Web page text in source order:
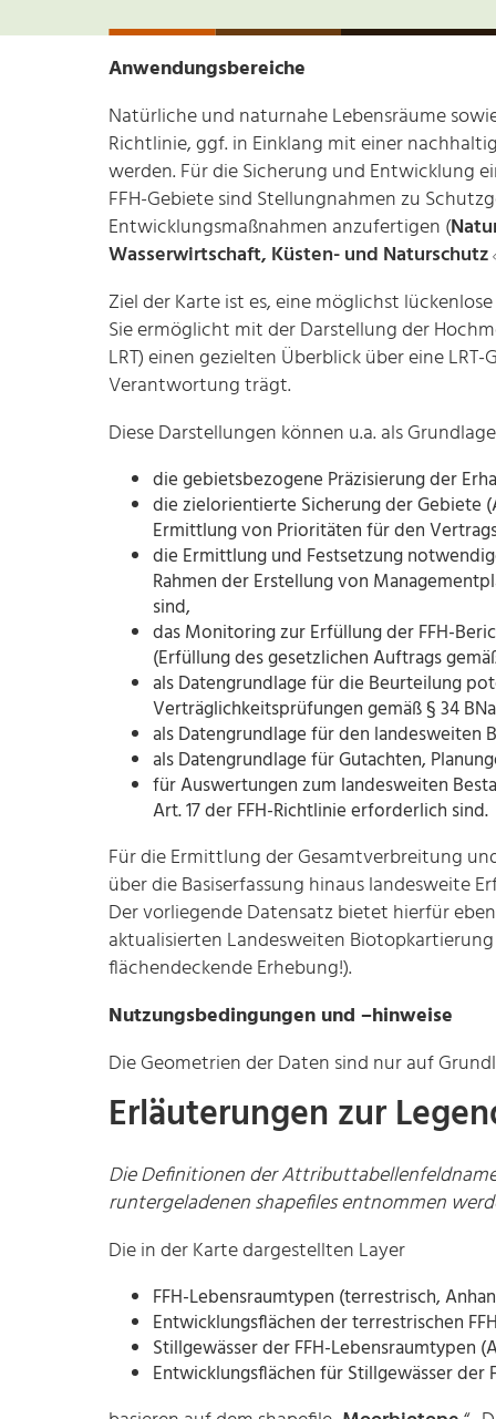
Anwendungsbereiche
Natürliche und naturnahe Lebensräume
Richtlinie, ggf. in Einklang mit einer
werden. Für die Sicherung und Entwicklung
FFH-Gebiete sind Stellungnahmen zu
Entwicklungsmaßnahmen anzufertigen (
Wasserwirtschaft, Küsten- und Naturschutz
Ziel der Karte ist es, eine möglichst
Sie ermöglicht mit der Darstellung der
LRT) einen gezielten Überblick über eine
Verantwortung trägt.
Diese Darstellungen können u.a. als
die gebietsbezogene Präzisierung der
die zielorientierte Sicherung der Gebiete
Ermittlung von Prioritäten für den
die Ermittlung und Festsetzung
Rahmen der Erstellung von
sind,
das Monitoring zur Erfüllung der FFH-
(Erfüllung des gesetzlichen Auftrags
als Datengrundlage für die Beurteilung
Verträglichkeitsprüfungen gemäß § 34
als Datengrundlage für den landesweiten
als Datengrundlage für Gutachten,
für Auswertungen zum landesweiten
Art. 17 der FFH-Richtlinie erforderlich sind.
Für die Ermittlung der Gesamtverbreitung
über die Basiserfassung hinaus landesweite
Der vorliegende Datensatz bietet hierfür
aktualisierten Landesweiten
flächendeckende Erhebung!).
Nutzungsbedingungen und –hinweise
Die Geometrien der Daten sind nur auf
Erläuterungen zur
Die Definitionen der
runtergeladenen shapefiles entnommen
Die in der Karte dargestellten Layer
FFH-Lebensraumtypen (terrestrisch,
Entwicklungsflächen der terrestrischen
Stillgewässer der FFH-Lebensraumtypen
Entwicklungsflächen für Stillgewässer